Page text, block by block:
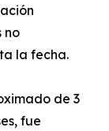
no
la fecha.
de 3
fue